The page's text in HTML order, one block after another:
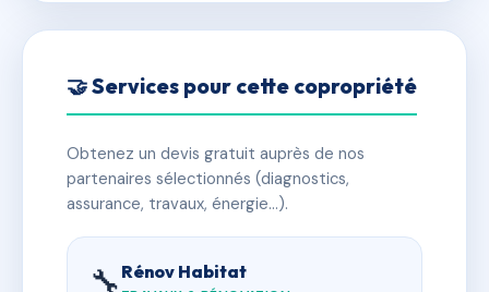
🤝 Services pour cette copropriété
Obtenez un devis gratuit auprès de nos
partenaires sélectionnés (diagnostics,
assurance, travaux, énergie…).
🔧 Rénov Habitat